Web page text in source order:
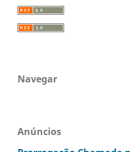
Navegar
Anúncios